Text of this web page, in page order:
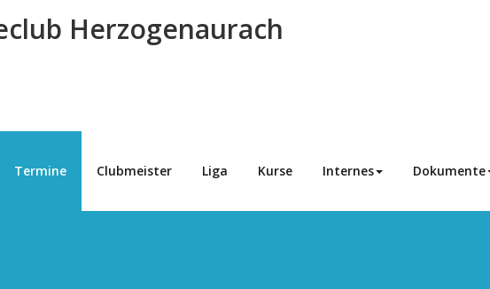
Herzogenaurach
Termine Clubmeister Liga Kurse Internes Dokumente